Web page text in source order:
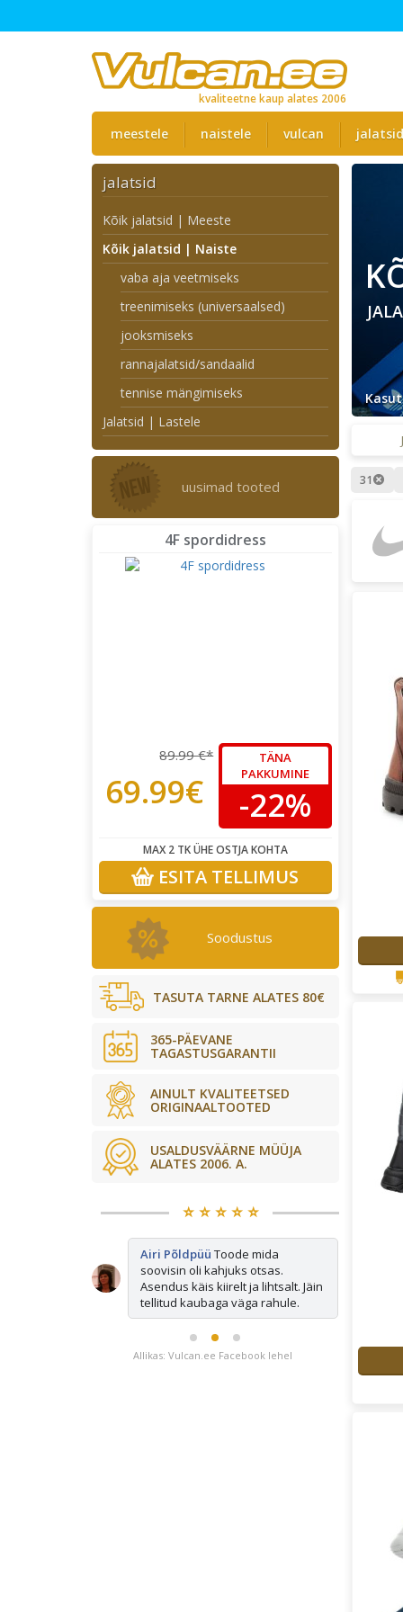
kvaliteetne kaup alates 2006
meestele naistele vulcan jalatsid
jalatsid
Kõik jalatsid | Meeste
Kõik jalatsid | Naiste
vaba aja veetmiseks
treenimiseks (universaalsed)
jooksmiseks
rannajalatsid/sandaalid
tennise mängimiseks
Jalatsid | Lastele
uusimad tooted
4F spordidress
89.99 €*
69.99€
TÄNA
PAKKUMINE
-22%
MAX 2 TK ÜHE OSTJA KOHTA
ESITA TELLIMUS
Soodustus
TASUTA TARNE ALATES 80€
365-PÄEVANE
TAGASTUSGARANTII
AINULT KVALITEETSED
ORIGINAALTOOTED
USALDUSVÄÄRNE MÜÜJA
ALATES 2006. A.
⭐️ ⭐️ ⭐️ ⭐️ ⭐️
Airi Põldpüü Toode mida
soovisin oli kahjuks otsas.
Asendus käis kiirelt ja lihtsalt. Jäin
tellitud kaubaga väga rahule.
Allikas: Vulcan.ee Facebook lehel
31